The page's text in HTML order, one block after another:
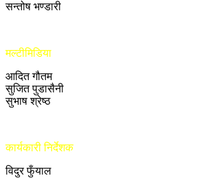
सन्तोष भण्डारी
मल्टीमिडिया
आदित गौतम
सुजित पुडासैनी
सुभाष श्रेष्ठ
कार्यकारी निर्देशक
विदुर फुँयाल